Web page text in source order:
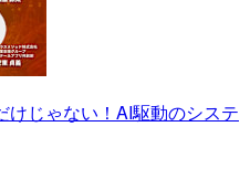
けじゃない！AI駆動のシステ